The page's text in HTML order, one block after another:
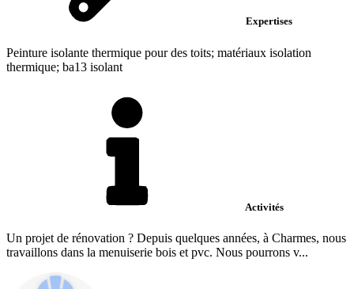
Expertises
Peinture isolante thermique pour des toits; matériaux isolation
thermique; ba13 isolant
Activités
Un projet de rénovation ? Depuis quelques années, à Charmes, nous
travaillons dans la menuiserie bois et pvc. Nous pourrons v...